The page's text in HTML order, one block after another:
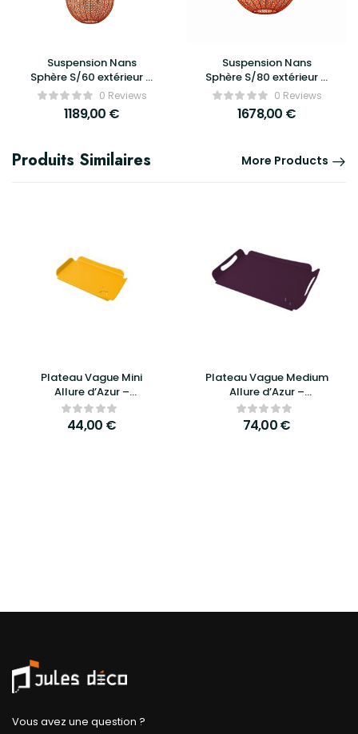
Suspension Nans
Sphère S/60 extérieur –
Bover0 Reviews
1189,00 €
Suspension Nans
Sphère S/80 extérieur –
Bover0 Reviews
1678,00 €
Produits Similaires More Products
Plateau Vague Mini
Allure d’Azur –
Élégance, raffinement
et praticité compacte
44,00 €
Plateau Vague Medium
Allure d’Azur –
Élégance, praticité et
design raffiné
74,00€
Vous avez une question ?